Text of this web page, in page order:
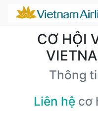
CƠ HỘI
Thông
Liên hệ cơ